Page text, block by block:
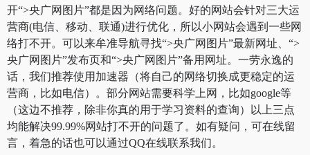
开“>央广网图片”都是因为网络问题。好的网站会针对三大运
营商(电信、移动、联通)进行优化，所以小网站会遇到一些网
络打不开。可以来牟准导航寻找“>央广网图片”最新网址、“>
央广网图片”发布页和“>央广网图片”备用网址。一劳永逸的
话，我们推荐使用加速器（将自己的网络切换成更稳定的运
营商，比如电信）。部分网站需要科学上网，比如google等
（这边不推荐，除非你真的用于学习资料的查询）以上三点
均能解决99.99%网站打不开的问题了。如有疑问，可在线留
言，着急的话也可以通过QQ在线联系我们。